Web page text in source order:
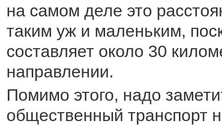
на самом деле это
таким уж и маленьким,
составляет около 30
направлении.
Помимо этого, надо
общественный транспорт